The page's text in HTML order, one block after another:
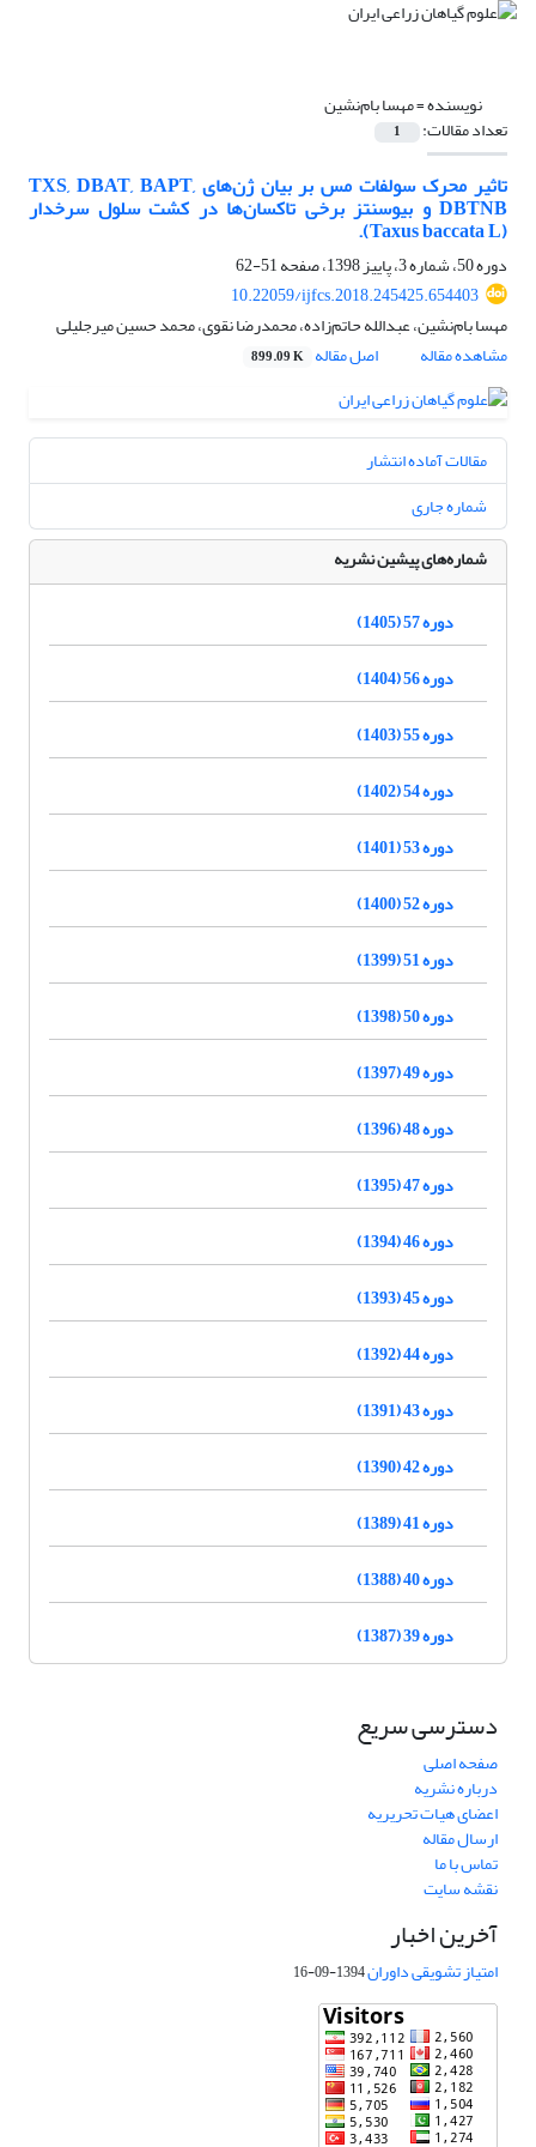
نویسنده =مهسا بام‌نشین
تعداد مقالات: 1
تاثیر محرک سولفات مس بر بیان ژن‌های TXS, DBAT, BAPT,
DBTNB و بیوسنتز برخی تاکسان‌ها در کشت سلول سرخدار
(Taxus baccata L).
دوره 50، شماره 3، پاییز 1398، صفحه
51-62
10.22059/ijfcs.2018.245425.654403
مهسا بام‌نشین، عبدالله حاتم‌زاده، محمدرضا نقوی، محمد حسین میرجلیلی
مشاهده مقاله
اصل مقاله 899.09 K
مقالات آماده انتشار
شماره جاری
شماره‌های پیشین نشریه
دوره 57 (1405)
دوره 56 (1404)
دوره 55 (1403)
دوره 54 (1402)
دوره 53 (1401)
دوره 52 (1400)
دوره 51 (1399)
دوره 50 (1398)
دوره 49 (1397)
دوره 48 (1396)
دوره 47 (1395)
دوره 46 (1394)
دوره 45 (1393)
دوره 44 (1392)
دوره 43 (1391)
دوره 42 (1390)
دوره 41 (1389)
دوره 40 (1388)
دوره 39 (1387)
دسترسی سریع
صفحه اصلی
درباره نشریه
اعضای هیات تحریریه
ارسال مقاله
تماس با ما
نقشه سایت
آخرین اخبار
امتیاز تشویقی داوران1394-09-16